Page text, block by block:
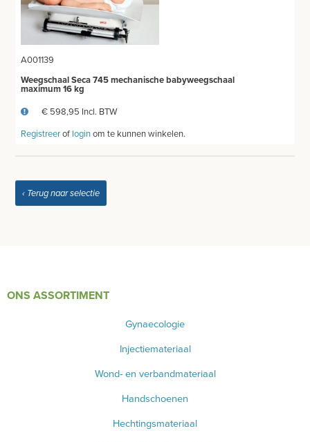
MEETAPPARATUUR
THERMOMETERS
GLUCOSEMETER EN TOEBEHOREN
SATURATIEMETER
HARTSLAGMETERS
A001139
Weegschaal Seca 745 mechanische babyweegschaal
maximum 16 kg
€ 598,95 Incl. BTW
Registreerof loginom te kunnen winkelen.
‹ Terug naar selectie
ONS ASSORTIMENT
Gynaecologie
Injectiemateriaal
Wond- en verbandmateriaal
Handschoenen
Hechtingsmateriaal